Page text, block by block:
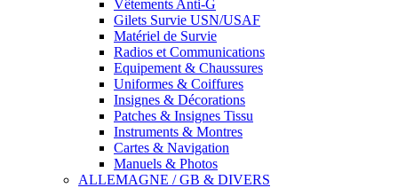
Vêtements Anti-G
Gilets Survie USN/USAF
Matériel de Survie
Radios et Communications
Equipement & Chaussures
Uniformes & Coiffures
Insignes & Décorations
Patches & Insignes Tissu
Instruments & Montres
Cartes & Navigation
Manuels & Photos
ALLEMAGNE / GB & DIVERS